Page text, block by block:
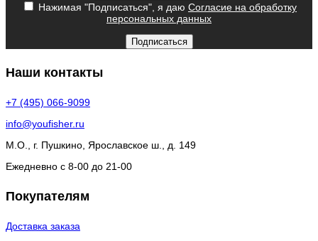
Нажимая "Подписаться", я даю Согласие на обработку
персональных данных
Подписаться
Наши контакты
+7 (495) 066-9099
info@youfisher.ru
М.О., г. Пушкино, Ярославское ш., д. 149
Ежедневно с 8-00 до 21-00
Покупателям
Доставка заказа